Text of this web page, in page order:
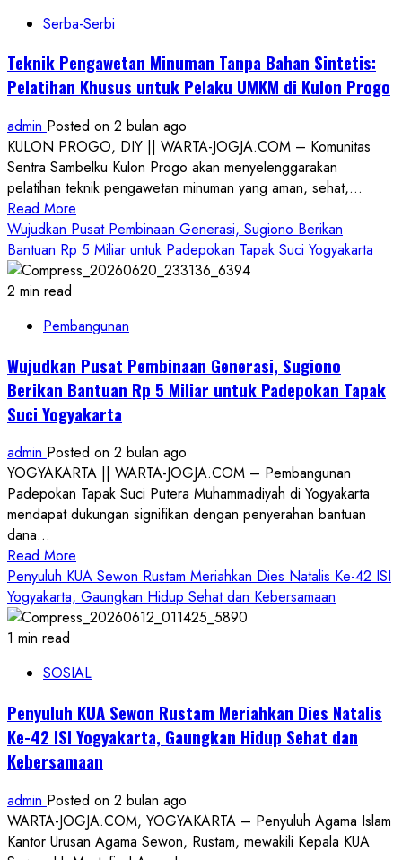
Polda
Gelar
Prosesi
Suci
Jelang
Peringatan
Hari
Bhayangkara
ke-
80
Serba-Serbi
Teknik Pengawetan Minuman Tanpa Bahan Sintetis:
Pelatihan Khusus untuk Pelaku UMKM di Kulon Progo
admin Posted on 2 bulan ago
KULON PROGO, DIY || WARTA-JOGJA.COM – Komunitas
Sentra Sambelku Kulon Progo akan menyelenggarakan
pelatihan teknik pengawetan minuman yang aman, sehat,...
Read More
more
about
Teknik
Tanpa
Sintetis:
Pelatihan
Khusus
Pelaku
UMKM
di
Kulon
Wujudkan Pusat Pembinaan Generasi, Sugiono Berikan
Bantuan Rp 5 Miliar untuk Padepokan Tapak Suci Yogyakarta
2 min read
Pembangunan
Wujudkan Pusat Pembinaan Generasi, Sugiono
Berikan Bantuan Rp 5 Miliar untuk Padepokan Tapak
Suci Yogyakarta
admin Posted on 2 bulan ago
YOGYAKARTA || WARTA-JOGJA.COM – Pembangunan
Padepokan Tapak Suci Putera Muhammadiyah di Yogyakarta
mendapat dukungan signifikan dengan penyerahan bantuan
dana...
Read More
more
about
Wujudkan
Generasi,
Berikan
Bantuan
Rp
Miliar
untuk
Padepokan
Penyuluh KUA Sewon Rustam Meriahkan Dies Natalis Ke-42 ISI
Yogyakarta, Gaungkan Hidup Sehat dan Kebersamaan
1 min read
SOSIAL
Penyuluh KUA Sewon Rustam Meriahkan Dies Natalis
Ke-42 ISI Yogyakarta, Gaungkan Hidup Sehat dan
Kebersamaan
admin Posted on 2 bulan ago
WARTA-JOGJA.COM, YOGYAKARTA – Penyuluh Agama Islam
Kantor Urusan Agama Sewon, Rustam, mewakili Kepala KUA